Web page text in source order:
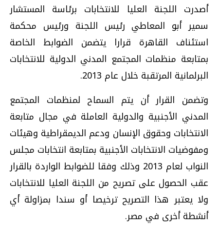
أصدرت اللجنة العليا للانتخابات برئاسة المستشار
سمير أبو المعاطي رئيس اللجنة ورئيس محكمة
استئناف القاهرة قرارا يتضمن الضوابط الخاصة
بمتابعة منظمات المجتمع المدني الدولية للانتخابات
البرلمانية المرتقبة خلال عام 2013.
وتضمن القرار أن يتم السماح لمنظمات المجتمع
المدني الأجنبية والدولية العاملة في مجال متابعة
الانتخابات وحقوق الإنسان ودعم الديمقراطية وهيئات
ومفوضيات الانتخابات الأجنبية بمتابعة انتخابات مجلس
النواب لعام 2013 وذلك وفقا للضوابط الواردة بالقرار
عقب الحصول على تصريح من اللجنة العليا للانتخابات
ولا يعتبر هذا التصريح ترخيصا أو سندا بمزاولة أي
أنشطة أخرى في مصر.